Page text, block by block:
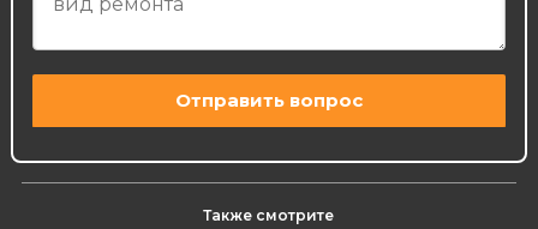
Также смотрите